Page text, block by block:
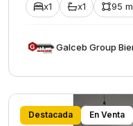
x1 x1 95
Destacada En Venta